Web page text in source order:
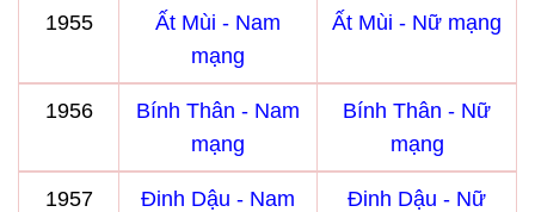
1955
Ất Mùi - Nam
mạng
Ất Mùi - Nữ mạng
1956
Bính Thân - Nam
mạng
Bính Thân - Nữ
mạng
1957
Đinh Dậu - Nam
Đinh Dậu - Nữ